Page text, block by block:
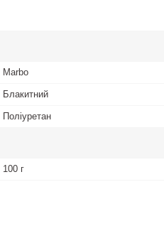
Marbo
Блакитний
Поліуретан
100 г